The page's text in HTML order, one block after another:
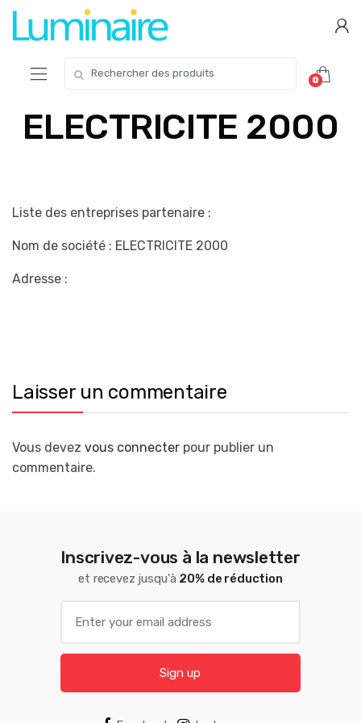
Skip
Skip
for:
0
ELECTRICITE 2000
Liste des entreprises partenaire :
Nom de société : ELECTRICITE 2000
Adresse :
Laisser un commentaire
Vous devez vous connecter pour publier un
commentaire.
Inscrivez-vous à la newsletter
et recevez jusqu'à 20% de réduction
Sign up